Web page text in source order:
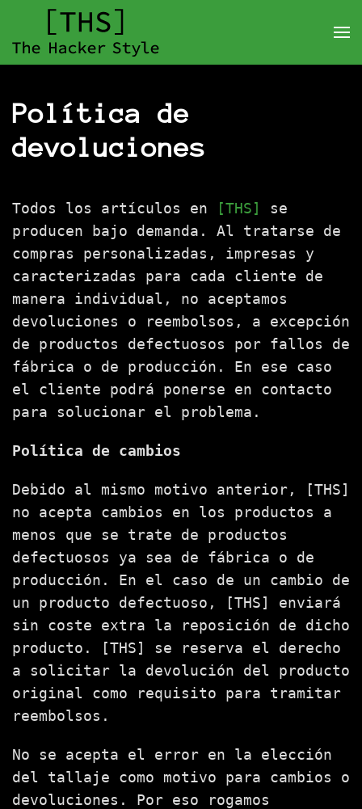
Política de
devoluciones
Todos los artículos en [THS]
se
producen bajo demanda. Al tratarse de
compras personalizadas, impresas y
caracterizadas para cada cliente de
manera individual, no aceptamos
devoluciones o reembolsos, a excepción
de productos defectuosos por fallos de
fábrica o de producción. En ese caso
el cliente podrá ponerse en contacto
para solucionar el problema.
Política de cambios
Debido al mismo motivo anterior, [THS]
no acepta cambios en los productos a
menos que se trate de productos
defectuosos ya sea de fábrica o de
producción. En el caso de un cambio de
un producto defectuoso, [THS] enviará
sin coste extra la reposición de dicho
producto. [THS] se reserva el derecho
a solicitar la devolución del producto
original como requisito para tramitar
reembolsos.
No se acepta el error en la elección
del tallaje como motivo para cambios o
devoluciones. Por eso rogamos